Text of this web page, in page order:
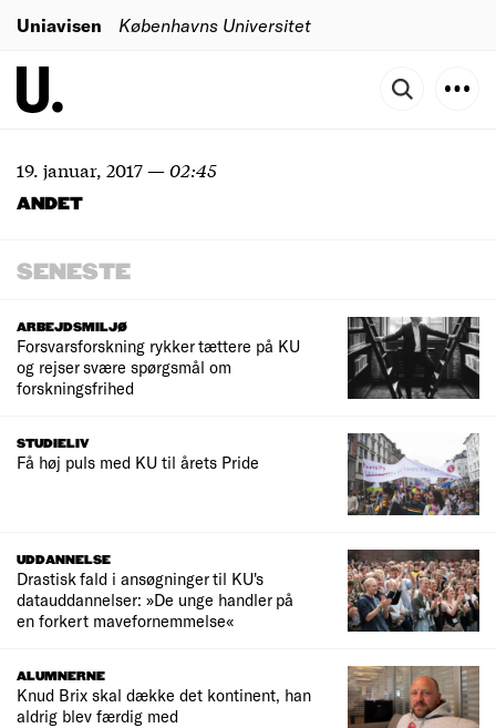
Uniavisen Københavns Universitet
19. januar, 2017—02:45
ANDET
SENESTE
ARBEJDSMILJØ
Forsvarsforskning rykker tættere på KU
og rejser svære spørgsmål om
forskningsfrihed
STUDIELIV
Få høj puls med KU til årets Pride
UDDANNELSE
Drastisk fald i ansøgninger til KU's
datauddannelser: »De unge handler på
en forkert mavefornemmelse«
ALUMNERNE
Knud Brix skal dække det kontinent, han
aldrig blev færdig med